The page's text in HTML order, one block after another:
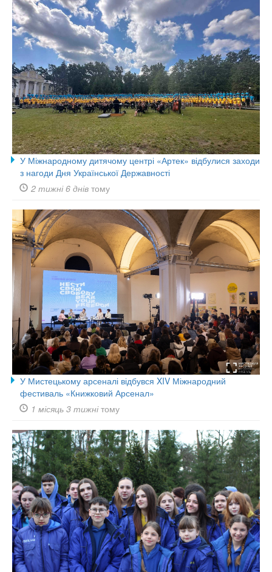
У Міжнародному дитячому центрі «Артек» відбулися заходи
з нагоди Дня Української Державності
2 тижні 6 днів тому
У Мистецькому арсеналі відбувся XIV Міжнародний
фестиваль «Книжковий Арсенал»
1 місяць 3 тижнітому